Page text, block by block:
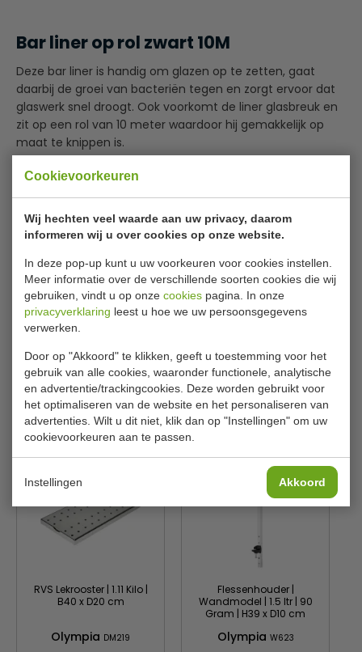
Cookievoorkeuren
Wij hechten veel waarde aan uw privacy, daarom
informeren wij u over cookies op onze website.
In deze pop-up kunt u uw voorkeuren voor cookies instellen.
Meer informatie over de verschillende soorten cookies die wij
gebruiken, vindt u op onze cookies pagina. In onze
privacyverklaring leest u hoe we uw persoonsgegevens
verwerken.
Door op "Akkoord" te klikken, geeft u toestemming voor het
gebruik van alle cookies, waaronder functionele, analytische
en advertentie/trackingcookies. Deze worden gebruikt voor
het optimaliseren van de website en het personaliseren van
advertenties. Wilt u dit niet, klik dan op "Instellingen" om uw
cookievoorkeuren aan te passen.
Instellingen Akkoord
Bar liner op rol zwart 10M
Deze bar liner is handig om glazen op te zetten, gaat
daarbij de groei van bacteriën tegen en zorgt ervoor dat
glaswerk snel droogt. Ook voorkomt de liner glasbreuk en
zit op een rol van 10 meter waardoor hij gemakkelijk op
maat te knippen is.
Zorgt dat glazen sneller drogen
Eenvoudig op maat te knippen
Beschermt tegen glasbreuk
Specificaties
Model:
GH 053 (Zwart)
Lengte:
10 meter
Materiaal
Kunststof
Is dit iets voor jou?
RVS Lekrooster | 1.11 Kilo |
B40 x D20 cm
Olympia DM219
Flessenhouder |
Wandmodel | 1.5 ltr | 90
Gram | H39 x D10 cm
Olympia W623